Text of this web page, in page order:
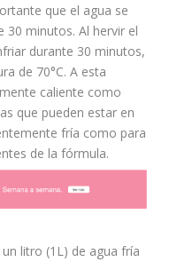
que el agua se
30 minutos. Al hervir el
durante 30 minutos,
de 70°C. A esta
caliente como
que pueden estar en
fría como para
de la fórmula.
litro (1L) de agua fría